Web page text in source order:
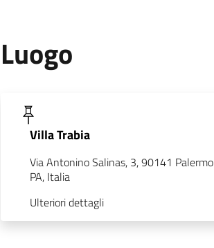
Luogo
Villa Trabia
Via Antonino Salinas, 3, 90141 Palermo
PA, Italia
Ulteriori dettagli